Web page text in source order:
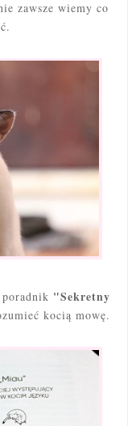
zawsze wiemy co
"Sekretny
kocią mowę.